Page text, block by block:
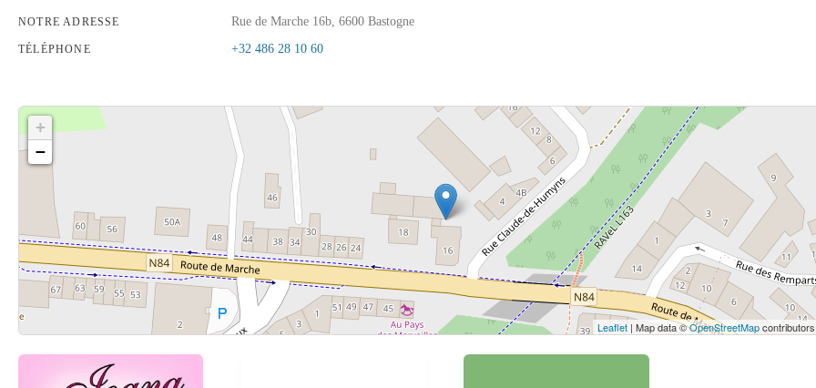
NOTRE ADRESSE Rue de Marche 16b, 6600 Bastogne
TÉLÉPHONE +32 486 28 10 60
Cliquez sur le bouton pour afficher la carte.
Voir la carte
+
−
Leaflet| Map data ©OpenStreetMapcontributors,